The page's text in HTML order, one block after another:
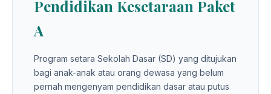
Pendidikan Kesetaraan Paket
A
Program setara Sekolah Dasar (SD) yang ditujukan
bagi anak-anak atau orang dewasa yang belum
pernah mengenyam pendidikan dasar atau putus